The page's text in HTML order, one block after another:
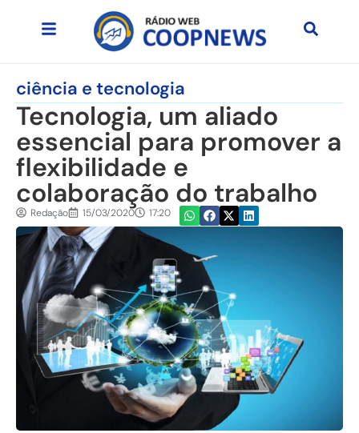
ciência e tecnologia
Tecnologia, um aliado
essencial para promover a
flexibilidade e
colaboração do trabalho
Redação 15/03/2020 17:20